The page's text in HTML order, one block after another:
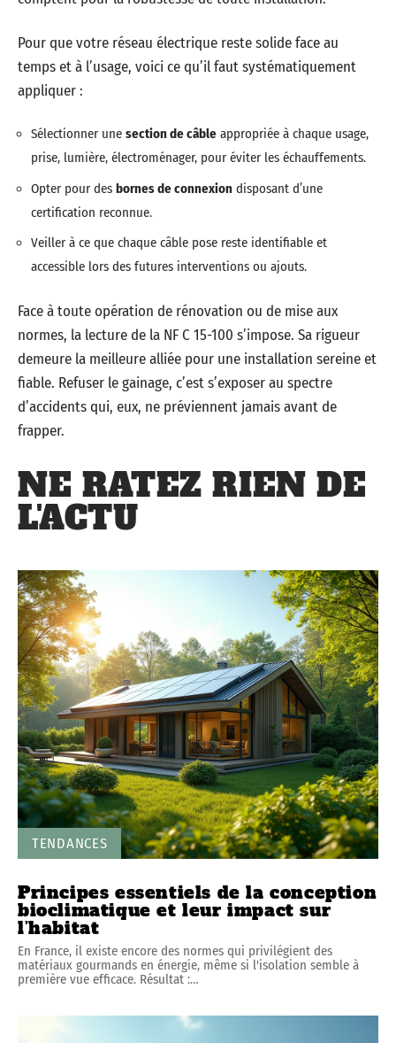
Pour que votre réseau électrique reste solide face au
temps et à l’usage, voici ce qu’il faut systématiquement
appliquer :
Sélectionner une section de câble appropriée à chaque usage,
prise, lumière, électroménager, pour éviter les échauffements.
Opter pour des bornes de connexion disposant d’une
certification reconnue.
Veiller à ce que chaque câble pose reste identifiable et
accessible lors des futures interventions ou ajouts.
Face à toute opération de rénovation ou de mise aux
normes, la lecture de la NF C 15-100 s’impose. Sa rigueur
demeure la meilleure alliée pour une installation sereine et
fiable. Refuser le gainage, c’est s’exposer au spectre
d’accidents qui, eux, ne préviennent jamais avant de
frapper.
NE RATEZ RIEN DE
L'ACTU
TENDANCES
Principes essentiels de la conception
bioclimatique et leur impact sur
l’habitat
En France, il existe encore des normes qui privilégient des
matériaux gourmands en énergie, même si l'isolation semble à
première vue efficace. Résultat :…